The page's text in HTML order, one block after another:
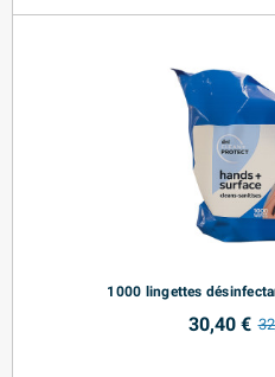
1000 lingettes
30,40 €